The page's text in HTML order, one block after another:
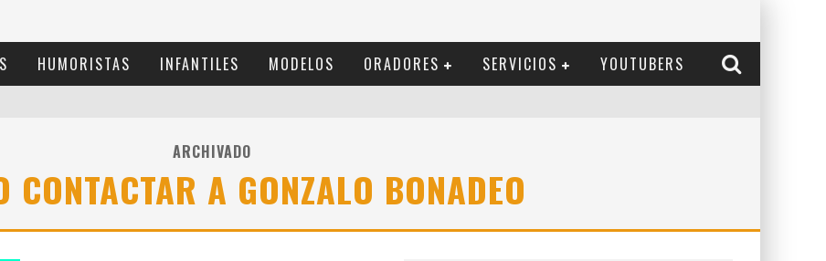
HUMORISTAS INFANTILES MODELOS ORADORES SERVICIOS YOUTUBERS
ARCHIVADO
CONTACTAR A GONZALO BONADEO